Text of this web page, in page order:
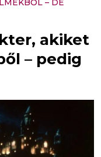
– DE
akiket
– pedig